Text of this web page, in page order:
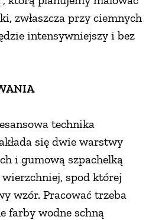
zwłaszcza przy ciemnych
intensywniejszy i bez
technika
się dwie warstwy
i gumową szpachelką
spod której
wzór. Pracować trzeba
farby wodne schną